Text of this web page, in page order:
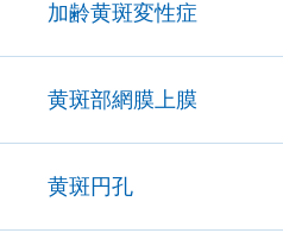
加齢黄斑変性症
黄斑部網膜上膜
黄斑円孔